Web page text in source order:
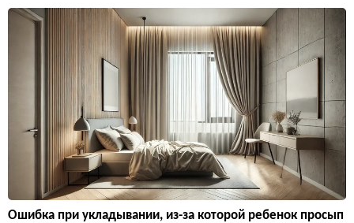
Ошибка при укладывании, из-за которой ребенок просып